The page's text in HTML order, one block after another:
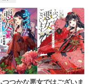
つつかな悪女ではございま